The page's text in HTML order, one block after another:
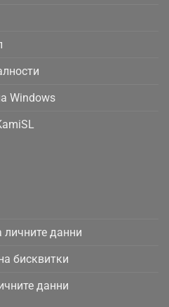
Windows
личните данни
бисквитки
данни